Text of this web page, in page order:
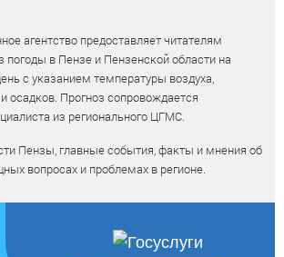
агентство предоставляет читателям
погоды в Пензе и Пензенской области на
с указанием температуры воздуха,
осадков. Прогноз сопровождается
из регионального ЦГМС.
Пензы, главные события, факты и мнения об
вопросах и проблемах в регионе.